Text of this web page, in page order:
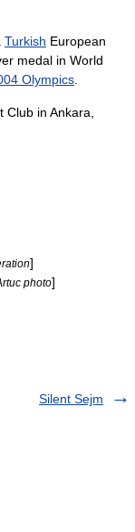
Turkish European
medal in World
Olympics
Club in Ankara
]
photo]
Silent Sejm